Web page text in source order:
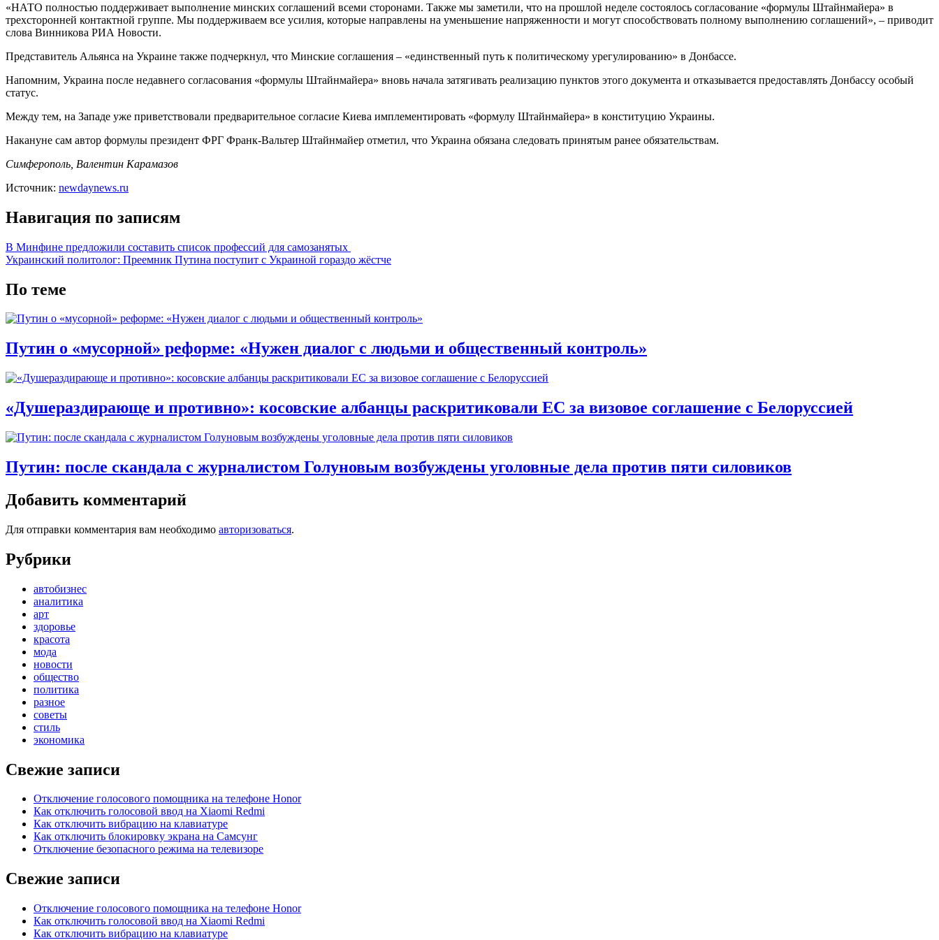
«НАТО полностью поддерживает выполнение минских соглашений всеми сторонами. Также мы заметили, что на прошлой неделе состоялось согласование «формулы Штайнмайера» в
трехсторонней контактной группе. Мы поддерживаем все усилия, которые направлены на уменьшение напряженности и могут способствовать полному выполнению соглашений», – приводит
слова Винникова РИА Новости.
Представитель Альянса на Украине также подчеркнул, что Минские соглашения – «единственный путь к политическому урегулированию» в Донбассе.
Напомним, Украина после недавнего согласования «формулы Штайнмайера» вновь начала затягивать реализацию пунктов этого документа и отказывается предоставлять Донбассу особый
статус.
Между тем, на Западе уже приветствовали предварительное согласие Киева имплементировать «формулу Штайнмайера» в конституцию Украины.
Накануне сам автор формулы президент ФРГ Франк-Вальтер Штайнмайер отметил, что Украина обязана следовать принятым ранее обязательствам.
Симферополь, Валентин Карамазов
Источник: newdaynews.ru
Навигация по записям
В Минфине предложили составить список профессий для самозанятых
Украинский политолог: Преемник Путина поступит с Украиной гораздо жёстче
По теме
Путин о «мусорной» реформе: «Нужен диалог с людьми и общественный контроль»
«Душераздирающе и противно»: косовские албанцы раскритиковали ЕС за визовое соглашение с Белоруссией
Путин: после скандала с журналистом Голуновым возбуждены уголовные дела против пяти силовиков
Добавить комментарий
Для отправки комментария вам необходимо авторизоваться.
Рубрики
автобизнес
аналитика
арт
здоровье
красота
мода
новости
общество
политика
разное
советы
стиль
экономика
Свежие записи
Отключение голосового помощника на телефоне Honor
Как отключить голосовой ввод на Xiaomi Redmi
Как отключить вибрацию на клавиатуре
Как отключить блокировку экрана на Самсунг
Отключение безопасного режима на телевизоре
Свежие записи
Отключение голосового помощника на телефоне Honor
Как отключить голосовой ввод на Xiaomi Redmi
Как отключить вибрацию на клавиатуре